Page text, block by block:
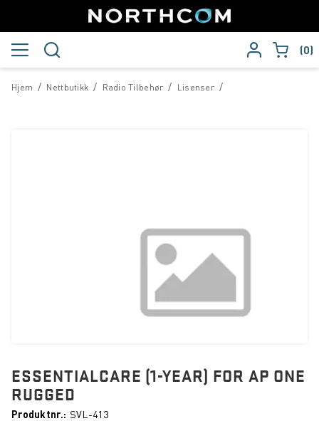
0
/
Hjem /
Nettbutikk /
Radio Tilbehør /
Lisenser
ESSENTIALCARE (1-YEAR) FOR AP ONE
RUGGED
Produktnr.
SVL-413